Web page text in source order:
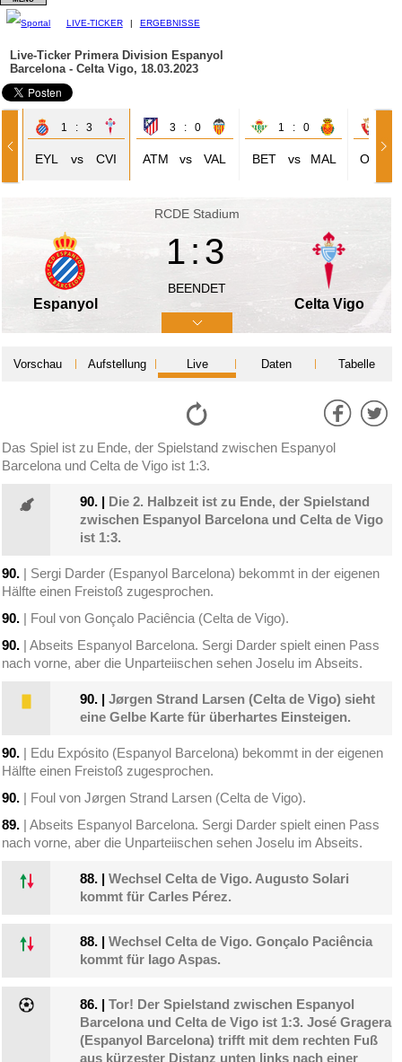
LIVE-TICKER | ERGEBNISSE
Live-Ticker Primera Division Espanyol
Barcelona - Celta Vigo, 18.03.2023
1 : 3
EYL vs CVI
3 : 0
ATM vs VAL
1 : 0
BET vs MAL OSA
RCDE Stadium
Espanyol
1:3
BEENDET
Celta Vigo
Vorschau Aufstellung Live Daten Tabelle
Das Spiel ist zu Ende, der Spielstand zwischen Espanyol
Barcelona und Celta de Vigo ist 1:3.
90. | Die 2. Halbzeit ist zu Ende, der Spielstand
zwischen Espanyol Barcelona und Celta de Vigo
ist 1:3.
90. | Sergi Darder (Espanyol Barcelona) bekommt in der eigenen
Hälfte einen Freistoß zugesprochen.
90. | Foul von Gonçalo Paciência (Celta de Vigo).
90. | Abseits Espanyol Barcelona. Sergi Darder spielt einen Pass
nach vorne, aber die Unparteiischen sehen Joselu im Abseits.
90. |Jørgen Strand Larsen (Celta de Vigo) sieht
eine Gelbe Karte für überhartes Einsteigen.
90. | Edu Expósito (Espanyol Barcelona) bekommt in der eigenen
Hälfte einen Freistoß zugesprochen.
90. | Foul von Jørgen Strand Larsen (Celta de Vigo).
89. | Abseits Espanyol Barcelona. Sergi Darder spielt einen Pass
nach vorne, aber die Unparteiischen sehen Joselu im Abseits.
88. |Wechsel Celta de Vigo. Augusto Solari
kommt für Carles Pérez.
88. |Wechsel Celta de Vigo. Gonçalo Paciência
kommt für Iago Aspas.
86. |Tor! Der Spielstand zwischen Espanyol
Barcelona und Celta de Vigo ist 1:3. José Gragera
(Espanyol Barcelona) trifft mit dem rechten Fuß
aus kürzester Distanz unten links nach einer